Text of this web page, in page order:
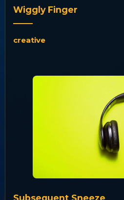
Wiggly Finger
creative
Subsequent Sneeze